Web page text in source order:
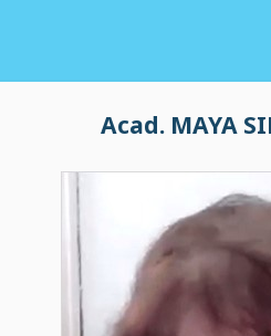
Acad. MAYA